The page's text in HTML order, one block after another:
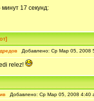
17 секунд:
Добавлено: Ср Мар 05, 2008
relez!
Добавлено: Ср Мар 05, 2008 4:40